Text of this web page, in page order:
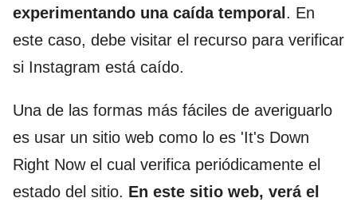
experimentando una caída temporal . En
este caso, debe visitar el recurso para verificar
si Instagram está caído.
Una de las formas más fáciles de averiguarlo
es usar un sitio web como lo es 'It's Down
Right Now el cual verifica periódicamente el
estado del sitio. En este sitio web, verá el